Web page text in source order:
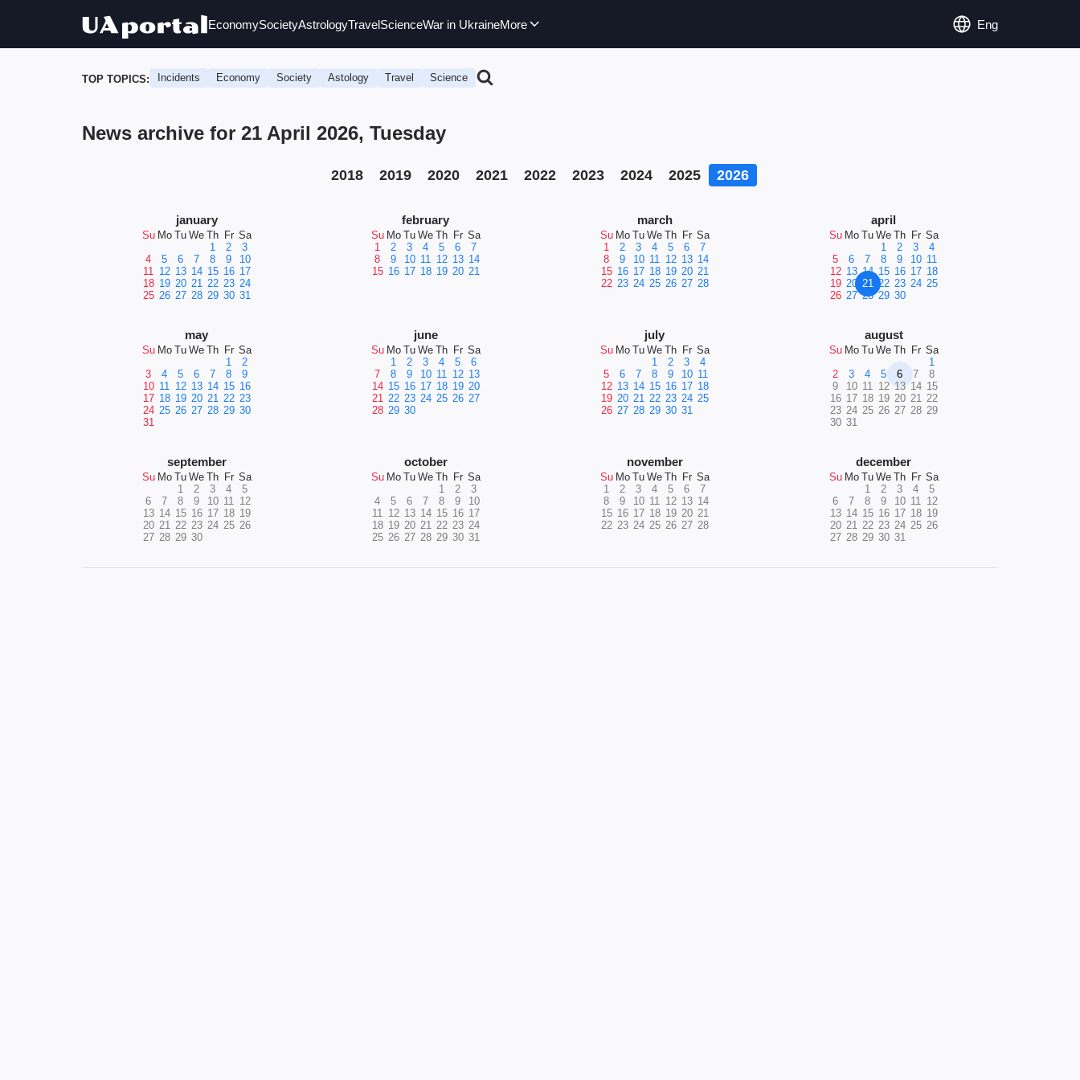
EconomySocietyAstrologyTravelScienceWar in UkraineMore Eng
TOP TOPICS: Incidents Economy Society Astology Travel Science
News archive for 21 April 2026, Tuesday
2018 2019 2020 2021 2022 2023 2024 2025 2026
january
Su Mo Tu We Th Fr Sa
1
2
3
4
5 6 7 8 9
10
11 12 13 14 15 16 17
18 19 20 21 22 23 24
25 26 27 28 29 30 31
february
Su Mo Tu We Th Fr Sa
1
2 3 4 5 6
7
8
9 10 11 12 13 14
15 16 17 18 19 20 21
march
Su Mo Tu We Th Fr Sa
1
2 3 4 5 6
7
8
9 10 11 12 13 14
15 16 17 18 19 20 21
22 23 24 25 26 27 28
april
Su Mo Tu We Th Fr Sa
1
2 3
4
5
6 7 8 9 10 11
12 13 14 15 16 17 18
19 20 21 22 23 24 25
26 27 28 29 30
may
Su Mo Tu We Th Fr Sa
1
2
3
4 5 6 7 8
9
10 11 12 13 14 15 16
17 18 19 20 21 22 23
24 25 26 27 28 29 30
31
june
Su Mo Tu We Th Fr Sa
1
2 3 4 5
6
7
8 9 10 11 12 13
14 15 16 17 18 19 20
21 22 23 24 25 26 27
28 29 30
july
Su Mo Tu We Th Fr Sa
1
2 3
4
5
6 7 8 9 10 11
12 13 14 15 16 17 18
19 20 21 22 23 24 25
26 27 28 29 30 31
august
Su Mo Tu We Th Fr Sa
1
2
3 4 5 6 7
8
9
10 11 12 13 14 15
16 17 18 19 20 21 22
23 24 25 26 27 28 29
30 31
september
Su Mo Tu We Th Fr Sa
1
2 3 4
5
6
7 8 9 10 11 12
13 14 15 16 17 18 19
20 21 22 23 24 25 26
27 28 29 30
october
Su Mo Tu We Th Fr Sa
1
2
3
4
5 6 7 8 9
10
11 12 13 14 15 16 17
18 19 20 21 22 23 24
25 26 27 28 29 30 31
november
Su Mo Tu We Th Fr Sa
1
2 3 4 5 6
7
8
9 10 11 12 13 14
15 16 17 18 19 20 21
22 23 24 25 26 27 28
december
Su Mo Tu We Th Fr Sa
1
2 3 4
5
6
7 8 9 10 11 12
13 14 15 16 17 18 19
20 21 22 23 24 25 26
27 28 29 30 31